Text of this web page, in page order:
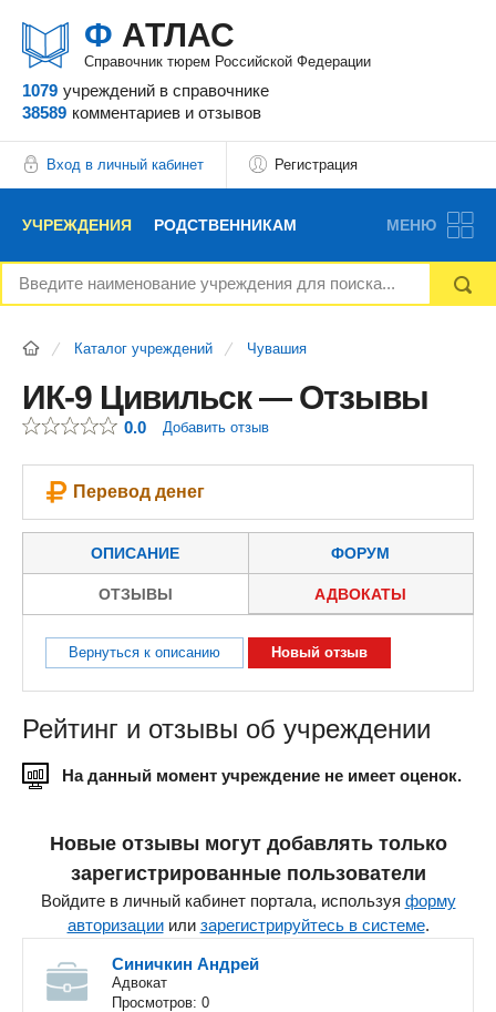
Ф АТЛАС
Справочник тюрем Российской Федерации
1079 учреждений в справочнике
38589 комментариев и отзывов
Вход в личный кабинет Регистрация
УЧРЕЖДЕНИЯ РОДСТВЕННИКАМ
НОВОСТИ БЛОГ АДВОКАТЫ
РЕКЛАМОДАТЕЛЯМ
МЕНЮ
Каталог учреждений Чувашия
ИК-9 Цивильск — Отзывы
0.0 Добавить отзыв
Перевод денег
ОПИСАНИЕ ФОРУМ
ОТЗЫВЫ АДВОКАТЫ
Вернуться к описанию Новый отзыв
Рейтинг и отзывы об учреждении
На данный момент учреждение не имеет оценок.
Новые отзывы могут добавлять только
зарегистрированные пользователи
Войдите в личный кабинет портала, используя форму
авторизацииили зарегистрируйтесь в системе.
Синичкин Андрей
Адвокат
Просмотров: 0